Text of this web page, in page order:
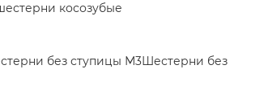
косозубые
без ступицы М3Шестерни без